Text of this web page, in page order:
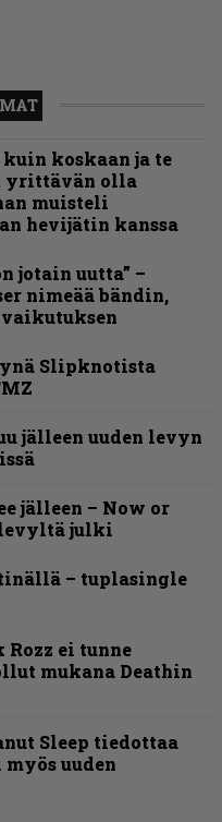
koskaan ja te
yrittävän olla
muisteli
hevijätin kanssa
jotain uutta” –
nimeää bändin,
Slipknotista
jälleen uuden levyn
jälleen – Now or
julki
– tuplasingle
Rozz ei tunne
mukana Deathin
Sleep tiedottaa
uuden